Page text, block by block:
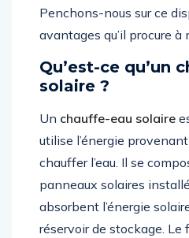
Penchons-nous sur ce
avantages qu’il procure
Qu’est-ce qu’un
solaire ?
Un chauffe-eau solaire
utilise l’énergie
chauffer l’eau. Il se
panneaux solaires
absorbent l’énergie
réservoir de stockage.